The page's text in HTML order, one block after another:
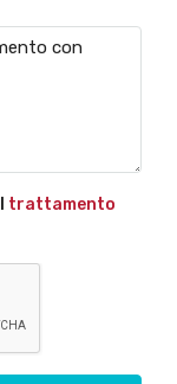
trattamento